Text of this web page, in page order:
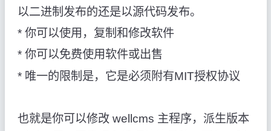
以二进制发布的还是以源代码发布。
* 你可以使用，复制和修改软件
* 你可以免费使用软件或出售
* 唯一的限制是，它是必须附有MIT授权协议
也就是你可以修改 wellcms 主程序，派生版本